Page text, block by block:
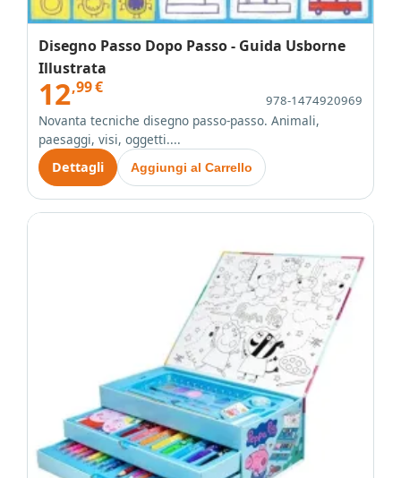
Disegno Passo Dopo Passo - Guida Usborne
Illustrata
12,99€
978-1474920969
Novanta tecniche disegno passo-passo. Animali,
paesaggi, visi, oggetti....
Dettagli
Aggiungi al Carrello